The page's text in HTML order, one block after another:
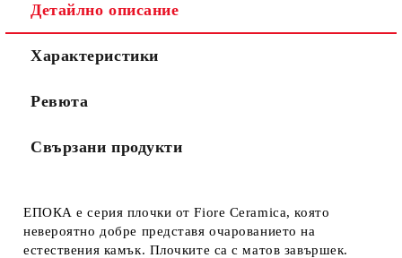
Ние ще се свържем с вас в рамките на работния ден.
Детайлно описание
Характеристики
Ревюта
Свързани продукти
ЕПОКА е серия плочки от Fiore Ceramica, която
невероятно добре представя очарованието на
естествения камък. Плочките са с матов завършек.